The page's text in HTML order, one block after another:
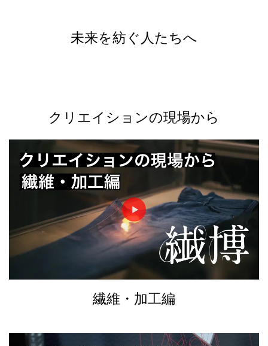
未来を紡ぐ人たちへ
クリエイションの現場から
►
繊維・加工編